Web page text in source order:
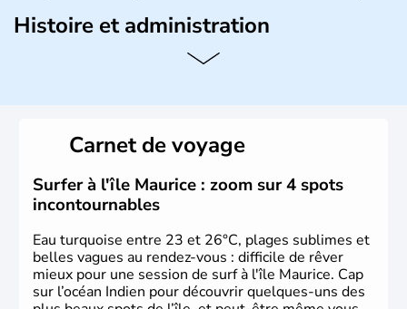
Histoire et administration
Le rhum et la bière font partie des traditions de l’
Maurice… qui aurait inspiréLewis Caroll
Carnet de voyage
Surfer à l'île Maurice : zoom sur 4 spots
incontournables
Eau turquoise entre 23 et 26°C, plages sublimes et
belles vagues au rendez-vous : difficile de rêver
mieux pour une session de surf à l'île Maurice. Cap
sur l’océan Indien pour découvrir quelques-uns des